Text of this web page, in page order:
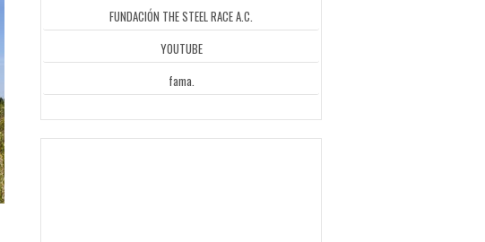
FUNDACIÓN THE STEEL RACE A.C.
YOUTUBE
fama.